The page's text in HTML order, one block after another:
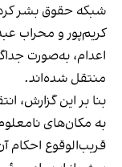
شبکه حقوق بشر کردستان،
کریم‌پور و محراب
اعدام، به‌صورت
منتقل شده‌اند.
بنا بر این گزارش،
به مکان‌های
قریب‌الوقوع احکام